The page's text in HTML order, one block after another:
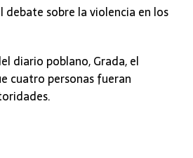
debate sobre la violencia en los
diario poblano, Grada, el
cuatro personas fueran